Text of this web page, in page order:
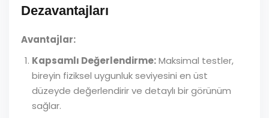
Dezavantajları
Avantajlar:
Kapsamlı Değerlendirme:Maksimal testler,
bireyin fiziksel uygunluk seviyesini en üst
düzeyde değerlendirir ve detaylı bir görünüm
sağlar.